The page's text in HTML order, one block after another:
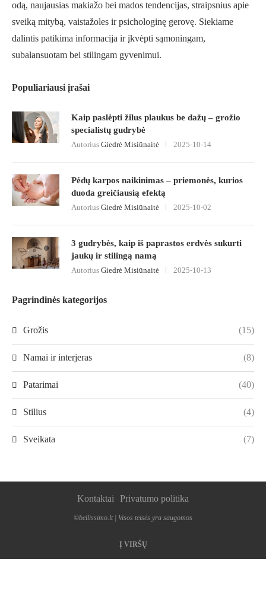
odą, naujausias makiažo bei mados tendencijas, straipsnius apie
sveiką mitybą, vaistažoles ir psichologinę gerovę. Siekiame
dalintis patikima informacija ir įkvėpti sąmoningam,
subalansuotam bei stilingam gyvenimui.
Populiariausi įrašai
Kaip paslėpti žilus plaukus be dažų – grožio
specialistų gudrybė
Autorius Giedrė Misiūnaitė 2025-10-14
Pėdų karpos naikinimas – priemonės, kurios
duoda greičiausią efektą
Autorius Giedrė Misiūnaitė 2025-10-02
3 gudrybės, kaip iš paprastos erdvės sukurti
jaukų ir stilingą namą
Autorius Giedrė Misiūnaitė 2025-10-13
Pagrindinės kategorijos
Grožis (15)
Namai ir interjeras (8)
Patarimai (40)
Stilius (4)
Sveikata (7)
Kontaktai Privatumo politika
©bellissimo.lt | Visos teisės yra saugomos
Į VIRŠŲ